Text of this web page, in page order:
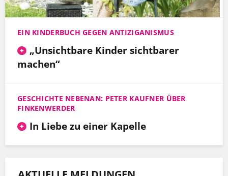
EIN KINDERBUCH GEGEN ANTIZIGANISMUS
„Unsichtbare Kinder sichtbarer
machen“
GESCHICHTE NEBENAN: PETER KAUFNER ÜBER
FINKENWERDER
In Liebe zu einer Kapelle